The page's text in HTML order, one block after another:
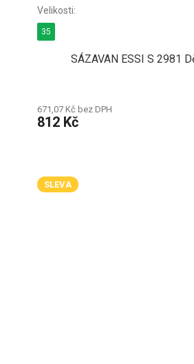
SÁZAVAN ESSI S 2981
671,07 Kč bez DPH
812 Kč
35
SLEVA